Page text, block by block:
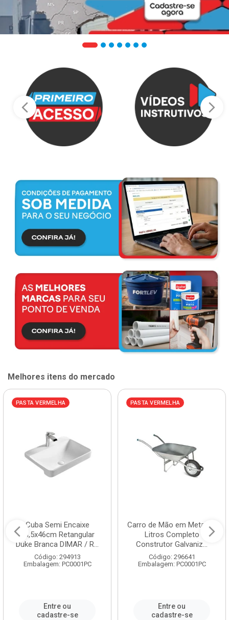
Melhores itens do mercado
PASTA VERMELHA
Cuba Semi Encaixe
58,5x46cm Retangular
Duke Branca DIMAR / R...
Código: 294913
Embalagem: PC0001PC
Entre ou
cadastre-se
PASTA VERMELHA
Carro de Mão em Metal 60
Litros Completo
Construtor Galvaniz...
Código: 296641
Embalagem: PC0001PC
Entre ou
cadastre-se